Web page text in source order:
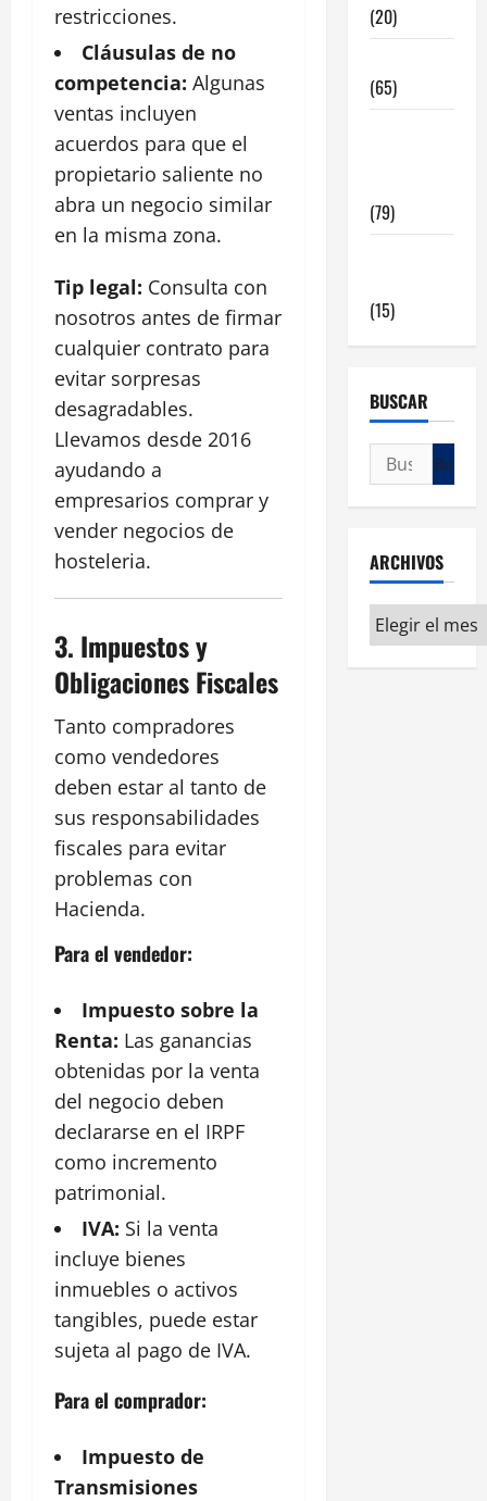
restricciones.
Cláusulas de no
competencia: Algunas
ventas incluyen
acuerdos para que el
propietario saliente no
abra un negocio similar
en la misma zona.
Tip legal: Consulta con
nosotros antes de firmar
cualquier contrato para
evitar sorpresas
desagradables.
Llevamos desde 2016
ayudando a
empresarios comprar y
vender negocios de
hosteleria.
3. Impuestos y
Obligaciones Fiscales
Tanto compradores
como vendedores
deben estar al tanto de
sus responsabilidades
fiscales para evitar
problemas con
Hacienda.
Para el vendedor:
Impuesto sobre la
Renta: Las ganancias
obtenidas por la venta
del negocio deben
declararse en el IRPF
como incremento
patrimonial.
IVA: Si la venta
incluye bienes
inmuebles o activos
tangibles, puede estar
sujeta al pago de IVA.
Para el comprador:
Impuesto de
Transmisiones
(20)
(65)
(79)
(15)
BUSCAR
ARCHIVOS